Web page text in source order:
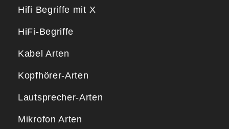
Hifi Begriffe mit X
HiFi-Begriffe
Kabel Arten
Kopfhörer-Arten
Lautsprecher-Arten
Mikrofon Arten